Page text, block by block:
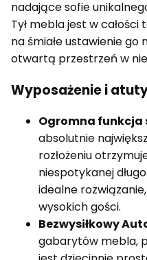
nadające sofie
Tył mebla jest w
na śmiałe ustawienie go
otwartą przestrzeń w
Wyposażenie i
Ogromna funkcja
absolutnie
rozłożeniu
niespotykanej
idealne
wysokich gości.
Bezwysiłkowy
gabarytów mebla,